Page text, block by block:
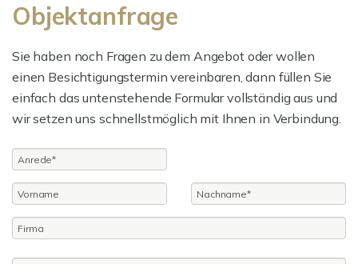
Objektanfrage
Sie haben noch Fragen zu dem Angebot oder wollen
einen Besichtigungstermin vereinbaren, dann füllen Sie
einfach das untenstehende Formular vollständig aus und
wir setzen uns schnellstmöglich mit Ihnen in Verbindung.